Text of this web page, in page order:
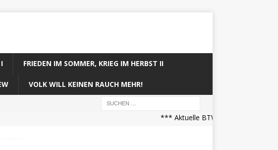
FRIEDEN IM SOMMER, KRIEG IM HERBST II
VOLK WILL KEINEN RAUCH MEHR!
*** Aktuelle BTW21 Prognose